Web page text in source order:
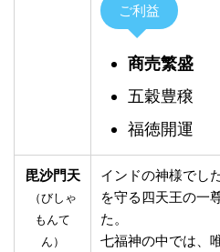
ご利益
商売繁盛
五穀豊穣
福徳開運
毘沙門天
（びしゃ
もんて
ん）
インドの神様でし
を守る四天王の一
た。
七福神の中では、